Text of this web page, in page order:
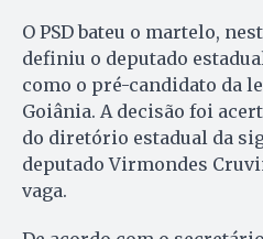
O PSD bateu o martelo,
definiu o deputado
como o pré-candidato da
Goiânia. A decisão foi
do diretório estadual da
deputado Virmondes
vaga.